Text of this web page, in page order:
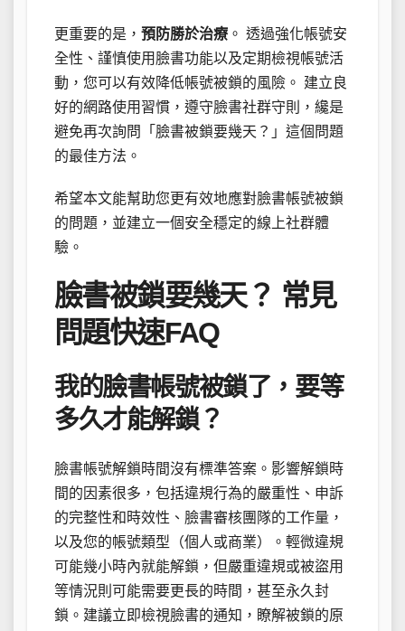
更重要的是， 預防勝於治療 。 透過強化帳號安
全性、謹慎使用臉書功能以及定期檢視帳號活
動，您可以有效降低帳號被鎖的風險。 建立良
好的網路使用習慣，遵守臉書社群守則，纔是
避免再次詢問「臉書被鎖要幾天？」這個問題
的最佳方法。
希望本文能幫助您更有效地應對臉書帳號被鎖
的問題，並建立一個安全穩定的線上社群體
驗。
臉書被鎖要幾天？ 常見
問題快速FAQ
我的臉書帳號被鎖了，要等
多久才能解鎖？
臉書帳號解鎖時間沒有標準答案。影響解鎖時
間的因素很多，包括違規行為的嚴重性、申訴
的完整性和時效性、臉書審核團隊的工作量，
以及您的帳號類型（個人或商業）。輕微違規
可能幾小時內就能解鎖，但嚴重違規或被盜用
等情況則可能需要更長的時間，甚至永久封
鎖。建議立即檢視臉書的通知，瞭解被鎖的原